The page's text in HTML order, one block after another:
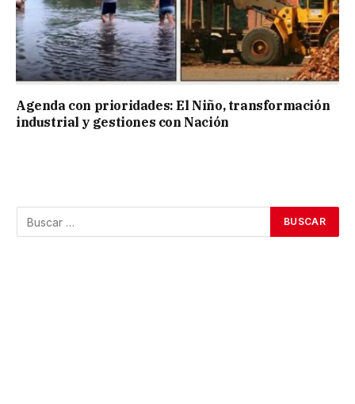
Agenda con prioridades: El Niño, transformación
industrial y gestiones con Nación